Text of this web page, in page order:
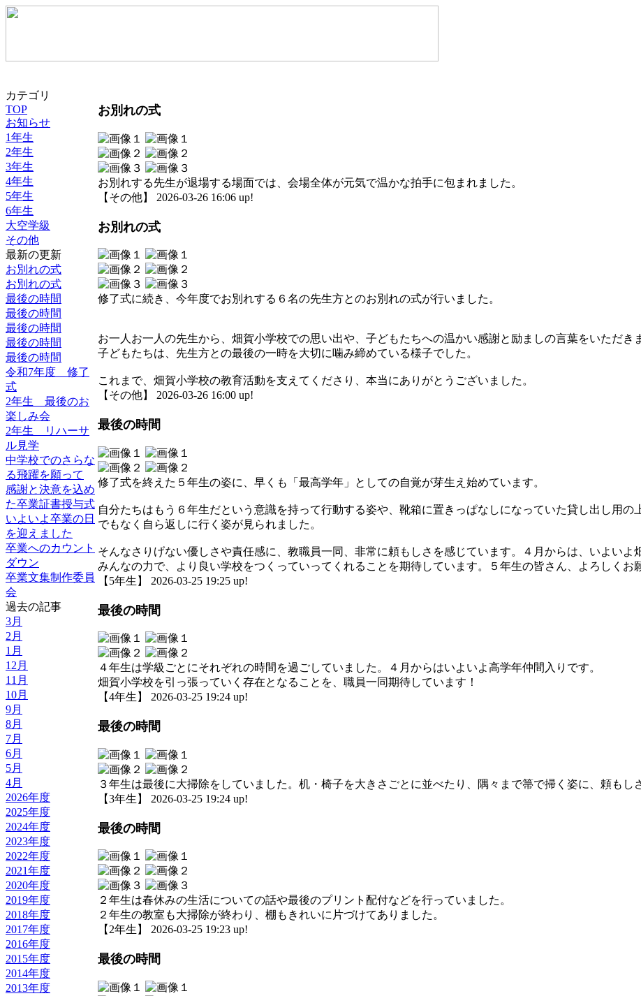
カテゴリ
TOP
お知らせ
1年生
2年生
3年生
4年生
5年生
6年生
大空学級
その他
最新の更新
お別れの式
お別れの式
最後の時間
最後の時間
最後の時間
最後の時間
最後の時間
令和7年度 修了
式
2年生 最後のお
楽しみ会
2年生 リハーサ
ル見学
中学校でのさらな
る飛躍を願って
感謝と決意を込め
た卒業証書授与式
いよいよ卒業の日
を迎えました
卒業へのカウント
ダウン
卒業文集制作委員
会
過去の記事
3月
2月
1月
12月
11月
10月
9月
8月
7月
6月
5月
4月
2026年度
2025年度
2024年度
2023年度
2022年度
2021年度
2020年度
2019年度
2018年度
2017年度
2016年度
2015年度
2014年度
2013年度
お別れの式
お別れする先生が退場する場面では、会場全体が元気で温かな拍手に包まれました。
【その他】 2026-03-26 16:06 up!
お別れの式
修了式に続き、今年度でお別れする６名の先生方とのお別れの式が行いました。
お一人お一人の先生から、畑賀小学校での思い出や、子どもたちへの温かい感謝と励ましの言葉をいただき
子どもたちは、先生方との最後の一時を大切に噛み締めている様子でした。
これまで、畑賀小学校の教育活動を支えてくださり、本当にありがとうございました。
【その他】 2026-03-26 16:00 up!
最後の時間
修了式を終えた５年生の姿に、早くも「最高学年」としての自覚が芽生え始めています。
自分たちはもう６年生だという意識を持って行動する姿や、靴箱に置きっぱなしになっていた貸し出し用の
でもなく自ら返しに行く姿が見られました。
そんなさりげない優しさや責任感に、教職員一同、非常に頼もしさを感じています。４月からは、いよいよ
みんなの力で、より良い学校をつくっていってくれることを期待しています。５年生の皆さん、よろしくお
【5年生】 2026-03-25 19:25 up!
最後の時間
４年生は学級ごとにそれぞれの時間を過ごしていました。４月からはいよいよ高学年仲間入りです。
畑賀小学校を引っ張っていく存在となることを、職員一同期待しています！
【4年生】 2026-03-25 19:24 up!
最後の時間
３年生は最後に大掃除をしていました。机・椅子を大きさごとに並べたり、隅々まで箒で掃く姿に、頼もし
【3年生】 2026-03-25 19:24 up!
最後の時間
２年生は春休みの生活についての話や最後のプリント配付などを行っていました。
２年生の教室も大掃除が終わり、棚もきれいに片づけてありました。
【2年生】 2026-03-25 19:23 up!
最後の時間